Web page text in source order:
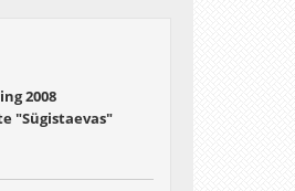
2008
"Sügistaevas"